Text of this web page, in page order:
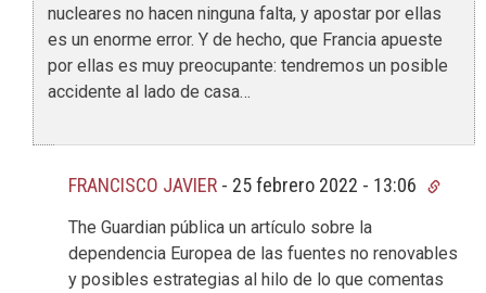
nucleares no hacen ninguna falta, y apostar por ellas
es un enorme error. Y de hecho, que Francia apueste
por ellas es muy preocupante: tendremos un posible
accidente al lado de casa…
FRANCISCO JAVIER - 25 febrero 2022 - 13:06
The Guardian pública un artículo sobre la
dependencia Europea de las fuentes no renovables
y posibles estrategias al hilo de lo que comentas